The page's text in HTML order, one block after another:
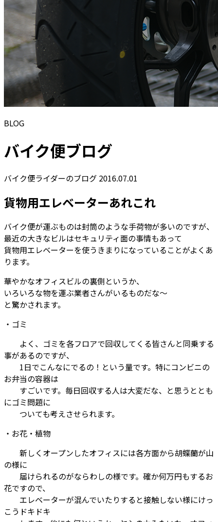
BLOG
バイク便ブログ
バイク便ライダーのブログ 2016.07.01
貨物用エレベーターあれこれ
バイク便が運ぶものは封筒のような手荷物が多いのですが、
最近の大きなビルはセキュリティ面の事情もあって
貨物用エレベーターを使うきまりになっていることがよくあ
ります。
華やかなオフィスビルの裏側というか、
いろいろな物を運ぶ業者さんがいるものだな～
と驚かされます。
・ゴミ
よく、ゴミを各フロアで回収してくる皆さんと同乗する
事があるのですが、
1日でこんなにでるの！という量です。特にコンビニの
お弁当の容器は
すごいです。毎日回収する人は大変だな、と思うととも
にゴミ問題に
ついても考えさせられます。
・お花・植物
新しくオープンしたオフィスには各方面から胡蝶蘭が山
の様に
届けられるのがならわしの様です。確か何万円もするお
花ですので、
エレベーターが混んでいたりすると接触しない様にけっ
こうドキドキ